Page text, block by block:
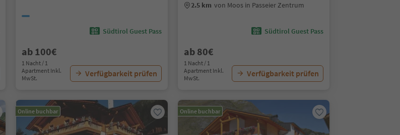
Südtirol Guest Pass
ab 100€
1 Nacht / 1
Apartment Inkl.
MwSt.
Verfügbarkeit prüfen
2.5 km von Moos in Passeier Zentrum
Südtirol Guest Pass
ab 80€
1 Nacht / 1
Apartment Inkl.
MwSt.
Verfügbarkeit prüfen
Online buchbar Online buchbar